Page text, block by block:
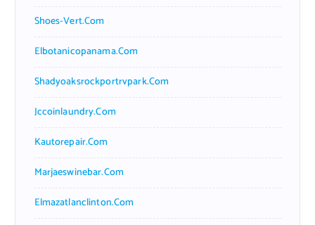
Shoes-Vert.com
Elbotanicopanama.com
Shadyoaksrockportrvpark.com
Jccoinlaundry.com
Kautorepair.com
Marjaeswinebar.com
Elmazatlanclinton.com